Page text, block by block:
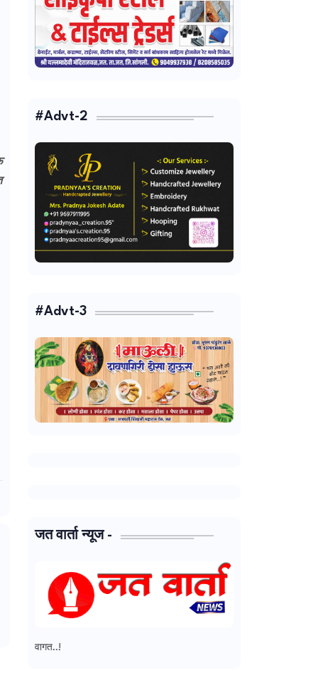
#Advt-2
#Advt-3
जत वार्ता न्यूज -